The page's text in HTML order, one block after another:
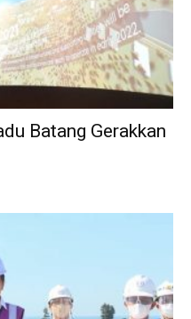
Batang Gerakkan